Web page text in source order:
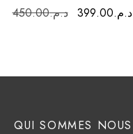
د.م.450.00
السعر
د.م.399.00
QUI SOMMES NOUS